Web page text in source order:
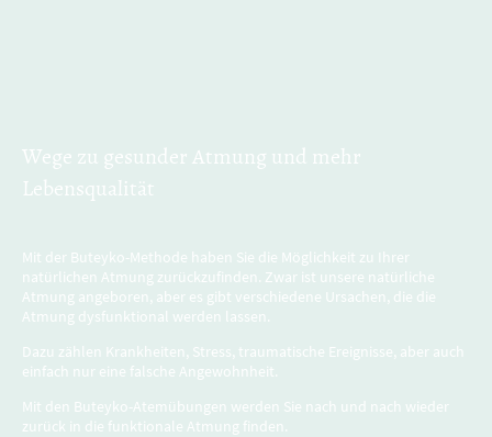
Wege zu gesunder Atmung und mehr
Lebensqualität
Mit der Buteyko-Methode haben Sie die Möglichkeit zu Ihrer
natürlichen Atmung zurückzufinden. Zwar ist unsere natürliche
Atmung angeboren, aber es gibt verschiedene Ursachen, die die
Atmung dysfunktional werden lassen.
Dazu zählen Krankheiten, Stress, traumatische Ereignisse, aber auch
einfach nur eine falsche Angewohnheit.
Mit den Buteyko-Atemübungen werden Sie nach und nach wieder
zurück in die funktionale Atmung finden.